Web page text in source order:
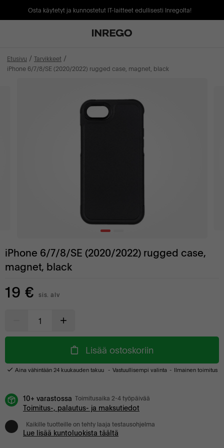
Osta käytetyt ja kunnostetut IT-laitteet edullisesti Inregolta!
Etusivu
Tarvikkeet
iPhone 6/7/8/SE (2020/2022) rugged case, magnet, black
iPhone 6/7/8/SE (2020/2022) rugged case,
magnet, black
19 € sis. alv
Lisää ostoskoriin
Aina vähintään 24 kuukauden takuu Vastuullisempi valinta Ilmainen toimitus
10+ varastossa Toimitusaika 2-4 työpäivää
Toimitus-, palautus- ja maksutiedot
Kaikille tuotteille on tehty laaja testausohjelma
Lue lisää kuntoluokista täältä